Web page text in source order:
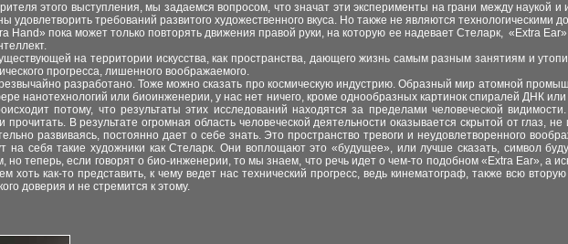
этого выступления, мы задаемся вопросом, что значат эти эксперименты на грани между наукой и
удовлетворить требований развитого художественного вкуса. Но также не являются технологическими
Hand» пока может только повторять движения правой руки, на которую ее надевает Стеларк, «Extra
на территории искусства, как пространства, дающего жизнь самым разным занятиям и
прогресса, лишенного воображаемого.
разработано. Тоже можно сказать про космическую индустрию. Образный мир атомной
нанотехнологий или биоинженерии, у нас нет ничего, кроме однообразных картинок спиралей ДНК
потому, что результаты этих исследований находятся за пределами человеческой
В результате огромная область человеческой деятельности оказывается скрытой от
развиваясь, постоянно дает о себе знать. Это пространство тревоги и неудовлетворенного
на себя такие художники как Стеларк. Они воплощают это «будущее», или лучше сказать, символ
но теперь, если говорят о био-инженерии, то мы знаем, что речь идет о чем-то подобном «Extra Ear», а
хоть как-то представить, к чему ведет нас технический прогресс, ведь кинематограф, также всю
доверия и не стремится к этому.